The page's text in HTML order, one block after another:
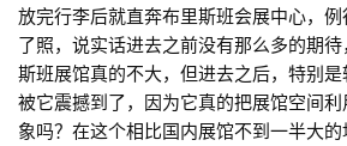
放完行李后就直奔布里斯班会展中心，
了照，说实话进去之前没有那么多的期
斯班展馆真的不大，但进去之后，特别
被它震撼到了，因为它真的把展馆空间
象吗？在这个相比国内展馆不到一半大